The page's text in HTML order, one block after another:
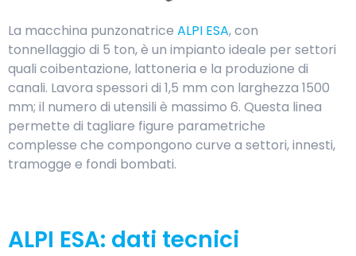
La macchina punzonatrice ALPI ESA, con
tonnellaggio di 5 ton, è un impianto ideale per settori
quali coibentazione, lattoneria e la produzione di
canali. Lavora spessori di 1,5 mm con larghezza 1500
mm; il numero di utensili è massimo 6. Questa linea
permette di tagliare figure parametriche
complesse che compongono curve a settori, innesti,
tramogge e fondi bombati.
ALPI ESA: dati tecnici